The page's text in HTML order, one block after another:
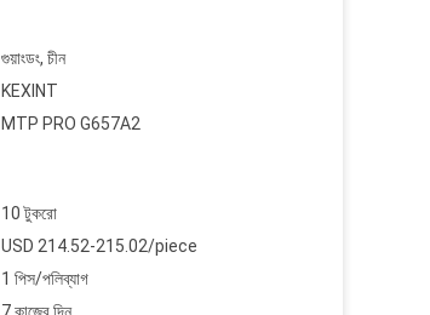
গুয়াংডং, চীন
KEXINT
MTP PRO G657A2
10 টুকরো
USD 214.52-215.02/piece
1 পিস/পলিব্যাগ